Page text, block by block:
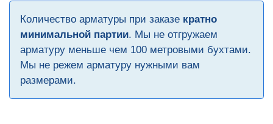
Количество арматуры при заказе кратно
минимальной партии. Мы не отгружаем
арматуру меньше чем 100 метровыми бухтами.
Мы не режем арматуру нужными вам
размерами.